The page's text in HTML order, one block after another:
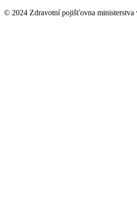
© 2024 Zdravotní pojišťovna ministerstva